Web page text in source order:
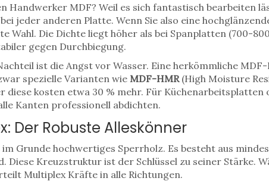
Handwerker MDF? Weil es sich fantastisch bearbeiten
jeder anderen Platte. Wenn Sie also eine
Wahl. Die Dichte liegt höher als bei Spanplatten (700-
gegen Durchbiegung.
ist die Angst vor Wasser. Eine herkömmliche
spezielle Varianten wie MDF-HMR(High Moisture
diese kosten etwa 30 % mehr. Für
Kanten professionell abdichten.
Der Robuste Alleskönner
Grunde hochwertiges Sperrholz. Es besteht aus
Diese Kreuzstruktur ist der Schlüssel zu seiner Stärke.
Multiplex Kräfte in alle Richtungen.